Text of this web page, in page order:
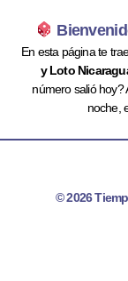
En esta página te
y Loto
número salió hoy?
noche,
© 2026